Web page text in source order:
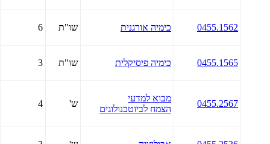
0455.1562 כימיה אורגנית שו"ת 6
0455.1565 כימיה פיסיקלית שו"ת 3
0455.2567
מבוא למדעי
הצמח לביוטכנולוגים
ש' 4